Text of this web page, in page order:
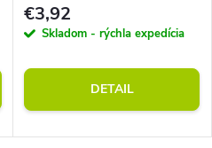
€3,92
Skladom - rýchla expedícia
DETAIL